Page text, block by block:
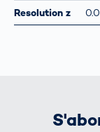
Resolution z